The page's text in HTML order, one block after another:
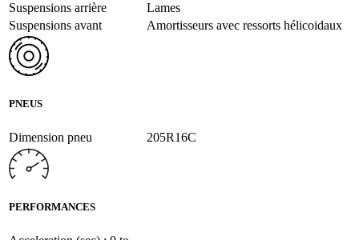
Suspensions arrière
Lames
Suspensions avant
Amortisseurs avec ressorts hélicoidaux
PNEUS
Dimension pneu 205R16C
PERFORMANCES